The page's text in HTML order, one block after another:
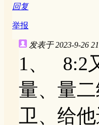
回复
举报
发表于 2023-9-26
1、 8:2
量、量
卫、给他